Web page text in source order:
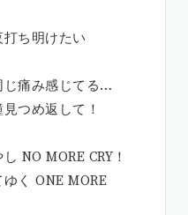
ち明けたい
痛み感じてる…
つめ返して！
NO MORE CRY！
く ONE MORE